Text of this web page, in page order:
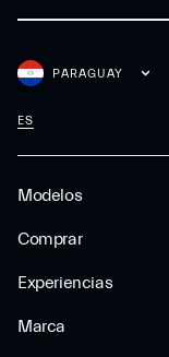
Modelos
Comprar
Experiencias
Marca
PARAGUAY
ES